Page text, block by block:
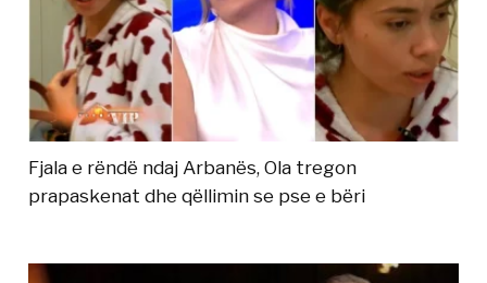
Fjala e rëndë ndaj Arbanës, Ola tregon
prapaskenat dhe qëllimin se pse e bëri